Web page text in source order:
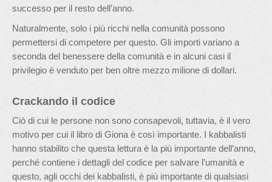
successo per il resto dell’anno.
Naturalmente, solo i più ricchi nella comunità possono
permettersi di competere per questo. Gli importi variano a
seconda del benessere della comunità e in alcuni casi il
privilegio è venduto per ben oltre mezzo milione di dollari.
Crackando il codice
Ciò di cui le persone non sono consapevoli, tuttavia, è il vero
motivo per cui il libro di Giona è così importante. I kabbalisti
hanno stabilito che questa lettura è la più importante dell’anno,
perché contiene i dettagli del codice per salvare l’umanità e
questo, agli occhi dei kabbalisti, è più importante di qualsiasi